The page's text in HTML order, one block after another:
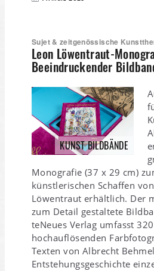
Sujet & zeitgenössische
Leon Löwentraut-
Beeindruckender
KUNST BILDBÄNDE
Monografie (37 x 29 cm)
künstlerischen Schaffen
Löwentraut erhältlich. Der
zum Detail gestaltete
teNeues Verlag umfasst
hochauflösenden
Texten von Albrecht
Entstehungsgeschichte